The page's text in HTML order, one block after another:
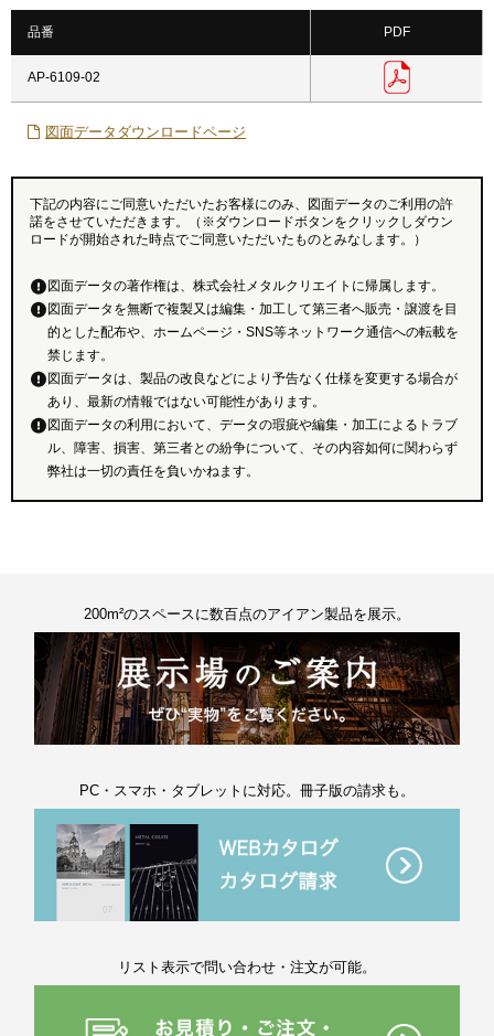
品番 PDF
AP-6109-02
図面データダウンロードページ
下記の内容にご同意いただいたお客様にのみ、図面データのご利用の許
諾をさせていただきます。（※ダウンロードボタンをクリックしダウン
ロードが開始された時点でご同意いただいたものとみなします。）
図面データの著作権は、株式会社メタルクリエイトに帰属します。
図面データを無断で複製又は編集・加工して第三者へ販売・譲渡を目
的とした配布や、ホームページ・SNS等ネットワーク通信への転載を
禁じます。
図面データは、製品の改良などにより予告なく仕様を変更する場合が
あり、最新の情報ではない可能性があります。
図面データの利用において、データの瑕疵や編集・加工によるトラブ
ル、障害、損害、第三者との紛争について、その内容如何に関わらず
弊社は一切の責任を負いかねます。
200m²のスペースに数百点のアイアン製品を展示。
PC・スマホ・タブレットに対応。冊子版の請求も。
リスト表示で問い合わせ・注文が可能。